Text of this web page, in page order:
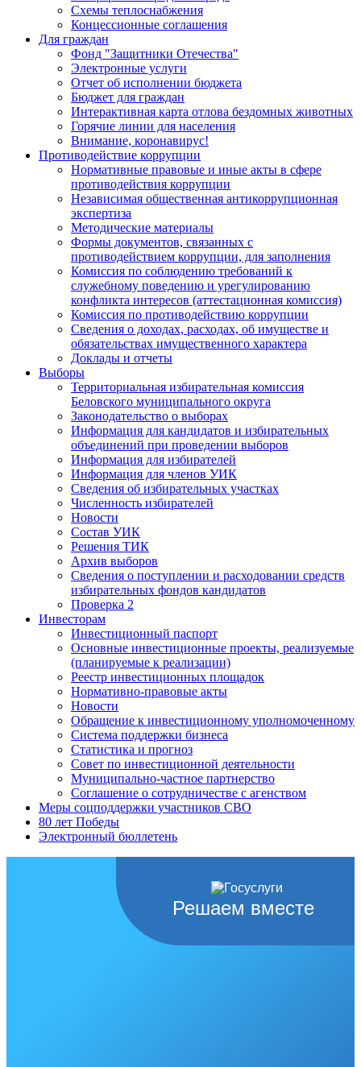
Схемы теплоснабжения
Концессионные соглашения
Для граждан
Фонд "Защитники Отечества"
Электронные услуги
Отчет об исполнении бюджета
Бюджет для граждан
Интерактивная карта отлова бездомных животных
Горячие линии для населения
Внимание, коронавирус!
Противодействие коррупции
Нормативные правовые и иные акты в сфере
противодействия коррупции
Независимая общественная антикоррупционная
экспертиза
Методические материалы
Формы документов, связанных с
противодействием коррупции, для заполнения
Комиссия по соблюдению требований к
служебному поведению и урегулированию
конфликта интересов (аттестационная комиссия)
Комиссия по противодействию коррупции
Сведения о доходах, расходах, об имуществе и
обязательствах имущественного характера
Доклады и отчеты
Выборы
Территориальная избирательная комиссия
Беловского муниципального округа
Законодательство о выборах
Информация для кандидатов и избирательных
объединений при проведении выборов
Информация для избирателей
Информация для членов УИК
Сведения об избирательных участках
Численность избирателей
Новости
Состав УИК
Решения ТИК
Архив выборов
Сведения о поступлении и расходовании средств
избирательных фондов кандидатов
Проверка 2
Инвесторам
Инвестиционный паспорт
Основные инвестиционные проекты, реализуемые
(планируемые к реализации)
Реестр инвестиционных площадок
Нормативно-правовые акты
Новости
Обращение к инвестиционному уполномоченному
Система поддержки бизнеса
Статистика и прогноз
Совет по инвестиционной деятельности
Муниципально-частное партнерство
Соглашение о сотрудничестве с агенством
Меры соцподдержки участников СВО
80 лет Победы
Электронный бюллетень
Решаем вместе